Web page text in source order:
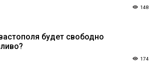
148
будет свободно
174